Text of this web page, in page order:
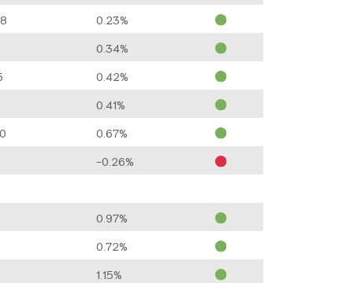
0.23%
0.34%
0.42%
0.41%
0.67%
-0.26%
0.97%
0.72%
1.15%